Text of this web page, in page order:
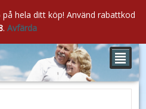
²
hela ditt köp! Använd rabattkod
. Avfärda